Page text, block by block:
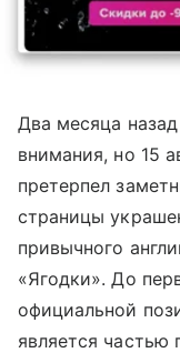
Два месяца
внимания, но 15
претерпел
страницы
привычного
«Ягодки». До
официальной
является частью